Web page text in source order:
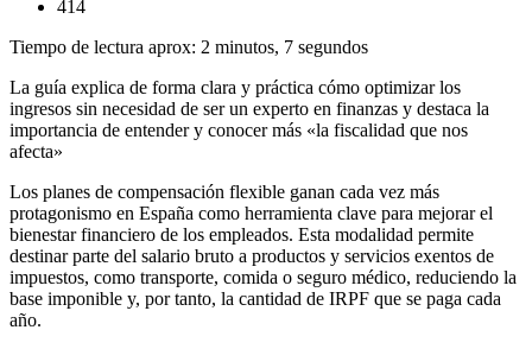
414
Tiempo de lectura aprox: 2 minutos, 7 segundos
La guía explica de forma clara y práctica cómo optimizar los
ingresos sin necesidad de ser un experto en finanzas y destaca la
importancia de entender y conocer más «la fiscalidad que nos
afecta»
Los planes de compensación flexible ganan cada vez más
protagonismo en España como herramienta clave para mejorar el
bienestar financiero de los empleados. Esta modalidad permite
destinar parte del salario bruto a productos y servicios exentos de
impuestos, como transporte, comida o seguro médico, reduciendo la
base imponible y, por tanto, la cantidad de IRPF que se paga cada
año.